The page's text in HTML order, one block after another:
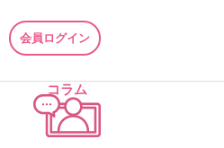
会員ログイン
コラム